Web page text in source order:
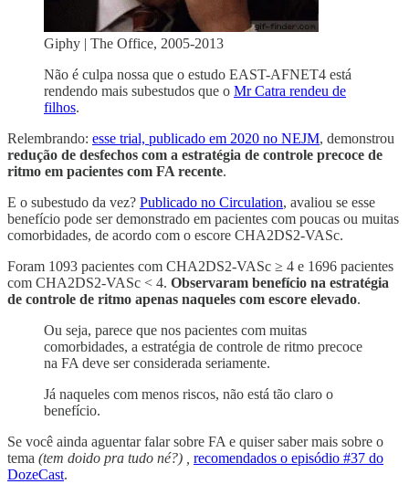
Giphy | The Office, 2005-2013
Não é culpa nossa que o estudo EAST-AFNET4 está
rendendo mais subestudos que o Mr Catra rendeu de
filhos.
Relembrando: esse trial, publicado em 2020 no NEJM, demonstrou
redução de desfechos com a estratégia de controle precoce de
ritmo em pacientes com FA recente.
E o subestudo da vez? Publicado no Circulation, avaliou se esse
benefício pode ser demonstrado em pacientes com poucas ou muitas
comorbidades, de acordo com o escore CHA2DS2-VASc.
Foram 1093 pacientes com CHA2DS2-VASc ≥ 4 e 1696 pacientes
com CHA2DS2-VASc < 4. Observaram benefício na estratégia
de controle de ritmo apenas naqueles com escore elevado.
Ou seja, parece que nos pacientes com muitas
comorbidades, a estratégia de controle de ritmo precoce
na FA deve ser considerada seriamente.
Já naqueles com menos riscos, não está tão claro o
benefício.
Se você ainda aguentar falar sobre FA e quiser saber mais sobre o
tema (tem doido pra tudo né?) , recomendados o episódio #37 do
DozeCast.